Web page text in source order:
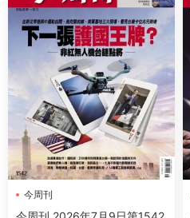
今周刊